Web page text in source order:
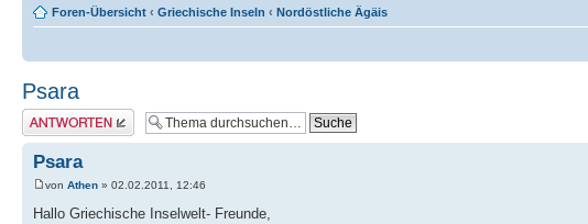
Foren-Übersicht ‹ Griechische Inseln ‹ Nordöstliche Ägäis
Psara
Antwort erstellen
Psara
von Athen » 02.02.2011, 12:46
Hallo Griechische Inselwelt- Freunde,